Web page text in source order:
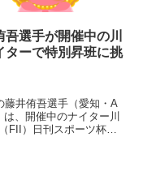
吾選手が開催中の川
ターで特別昇班に挑
藤井侑吾選手（愛知・A
は、開催中のナイター川
FII）日刊スポーツ杯争